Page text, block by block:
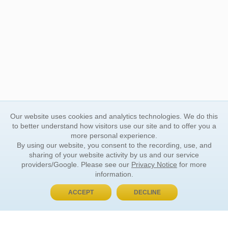
BUY NOW, PAY LATER
Our website uses cookies and analytics technologies. We do this
to better understand how visitors use our site and to offer you a
more personal experience.
By using our website, you consent to the recording, use, and
sharing of your website activity by us and our service
providers/Google. Please see our Privacy Notice for more
information.
ACCEPT DECLINE